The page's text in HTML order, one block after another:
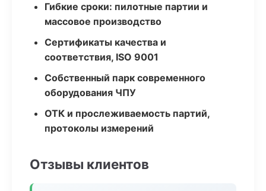
Гибкие сроки: пилотные партии и
массовое производство
Сертификаты качества и
соответствия, ISO 9001
Собственный парк современного
оборудования ЧПУ
ОТК и прослеживаемость партий,
протоколы измерений
Отзывы клиентов